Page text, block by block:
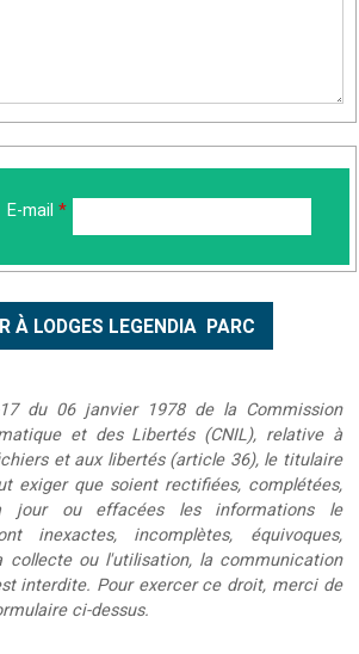
E-mail *
du 06 janvier 1978 de la Commission
et des Libertés (CNIL), relative à
et aux libertés (article 36), le titulaire
exiger que soient rectifiées, complétées,
jour ou effacées les informations le
inexactes, incomplètes, équivoques,
collecte ou l'utilisation, la communication
interdite. Pour exercer ce droit, merci de
ci-dessus.